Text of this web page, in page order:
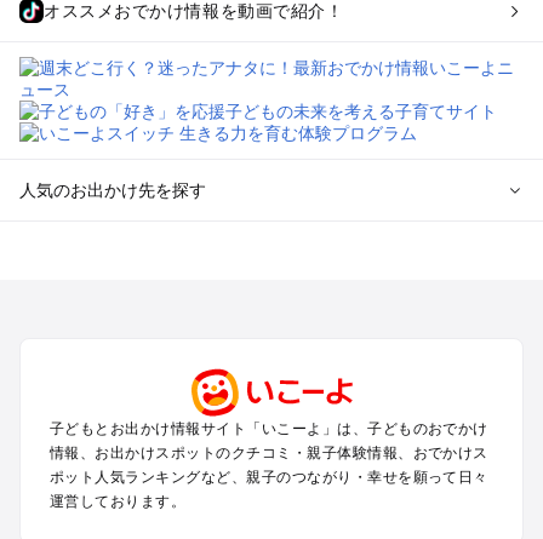
オススメおでかけ情報を動画で紹介！
人気のお出かけ先を探す
関西のプールおでかけ
中国･四国のプールおでかけ
九州･沖縄のプールおでかけ
定番お出かけスポット
子どもとお出かけ情報サイト「いこーよ」は、子どものおでかけ
情報、お出かけスポットのクチコミ・親子体験情報、おでかけス
ポット人気ランキングなど、親子のつながり・幸せを願って日々
運営しております。